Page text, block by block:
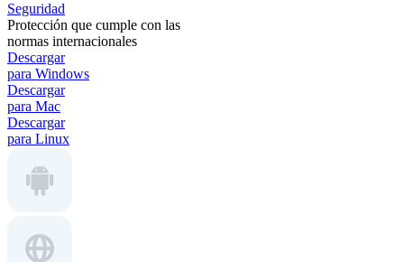
Seguridad
Protección que cumple con las
normas internacionales
Descargar
para Windows
Descargar
para Mac
Descargar
para Linux